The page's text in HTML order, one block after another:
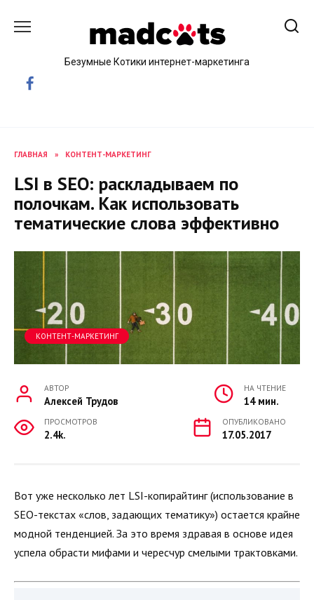
Безумные Котики интернет-маркетинга
ГЛАВНАЯ » КОНТЕНТ-МАРКЕТИНГ
LSI в SEO: раскладываем по
полочкам. Как использовать
тематические слова эффективно
КОНТЕНТ-МАРКЕТИНГ
АВТОР
Алексей Трудов
НА ЧТЕНИЕ
14 мин.
ПРОСМОТРОВ
2.4k.
ОПУБЛИКОВАНО
17.05.2017
Вот уже несколько лет LSI-копирайтинг (использование в
SEO-текстах «слов, задающих тематику») остается крайне
модной тенденцией. За это время здравая в основе идея
успела обрасти мифами и чересчур смелыми трактовками.